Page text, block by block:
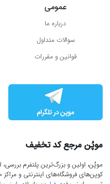
عمومی
درباره ما
سوالات متداول
قوانین و مقررات
موپُن مرجع کد تخفیف
موپُن، اولین و بزرگ‌ترین پلتفرم
کوپن‌های فروشگاه‌های اینترنتی و مراکز